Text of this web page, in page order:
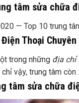
tâm sửa chữa
— Top 10 trung
Thoại
trong những địa chỉ
chỉ vậy, trung tâm còn
tâm sửa chữa